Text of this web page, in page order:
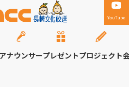
YouTube
アナウンサープレゼントプロジェクト